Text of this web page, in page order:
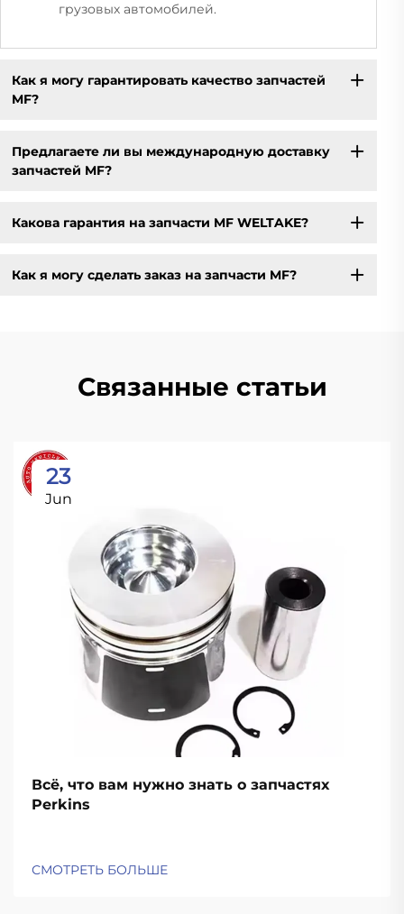
грузовых автомобилей.
Как я могу гарантировать качество запчастей
MF?
Предлагаете ли вы международную доставку
запчастей MF?
Какова гарантия на запчасти MF WELTAKE?
Как я могу сделать заказ на запчасти MF?
Связанные статьи
23
Jun
Всё, что вам нужно знать о запчастях
Perkins
СМОТРЕТЬ БОЛЬШЕ